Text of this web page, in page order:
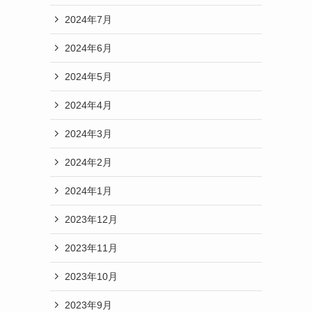
2024年7月
2024年6月
2024年5月
2024年4月
2024年3月
2024年2月
2024年1月
2023年12月
2023年11月
2023年10月
2023年9月